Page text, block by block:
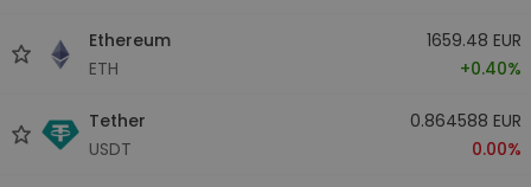
Ethereum
ETH
1659.48 EUR
+0.40%
Tether
USDT
0.864588 EUR
0.00%